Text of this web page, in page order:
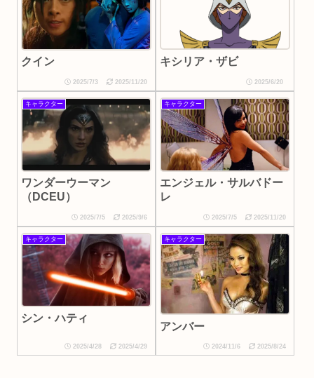
クイン
2025/7/3 2025/11/20
キシリア・ザビ
2025/6/20
キャラクター
ワンダーウーマン
（DCEU）
2025/7/5 2025/9/6
キャラクター
エンジェル・サルバドー
レ
2025/7/5 2025/11/20
キャラクター
シン・ハティ
2025/4/28 2025/4/29
キャラクター
アンバー
2024/11/6 2025/8/24